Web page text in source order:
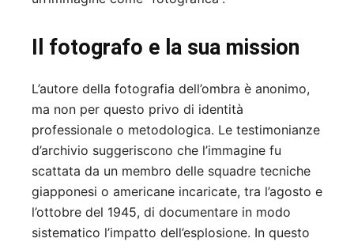
Il fotografo e la sua mission
L’autore della fotografia dell’ombra è anonimo,
ma non per questo privo di identità
professionale o metodologica. Le testimonianze
d’archivio suggeriscono che l’immagine fu
scattata da un membro delle squadre tecniche
giapponesi o americane incaricate, tra l’agosto e
l’ottobre del 1945, di documentare in modo
sistematico l’impatto dell’esplosione. In questo